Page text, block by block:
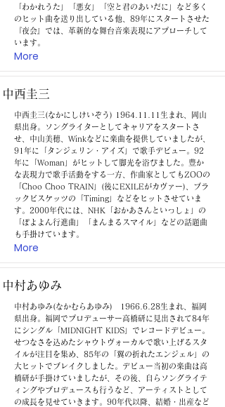
「わかれうた」「悪女」「空と君のあいだに」など多く
のヒット曲を送り出している他、89年にスタートさせた
『夜会』では、革新的な舞台音楽表現にアプローチして
います。
More
中西圭三
中西圭三(なかにしけいぞう) 1964.11.11 生まれ、岡山
県出身。ソングライターとしてキャリアをスタートさ
せ、中山美穂、Winkなどに楽曲を提供していましたが、
91年に「タンジェリン・アイズ」で歌手デビュー。92
年に「Woman」がヒットして脚光を浴びました。豊か
な表現力で歌手活動をする一方、作曲家としてもZOOの
「Choo Choo TRAIN」(後にEXILEがカヴァー)、ブラ
ックビスケッツの「Timing」などをヒットさせていま
す。2000年代には、NHK「おかあさんといっしょ」の
「ぽよよん行進曲」「まんまるスマイル」などの話題曲
も手掛けています。
More
中村あゆみ
中村あゆみ(なかむらあゆみ) 1966.6.28生まれ、福岡
県出身。福岡でプロデューサー高橋研に見出されて84年
にシングル「MIDNIGHT KIDS」でレコードデビュー。
せつなさを込めたシャウトヴォーカルで歌い上げるスタ
イルが注目を集め、85年の「翼の折れたエンジェル」の
大ヒットでブレイクしました。デビュー当初の楽曲は高
橋研が手掛けていましたが、その後、自らソングライテ
ィングやプロデュースも行うなど、アーティストとして
の成長を見せていきます。90年代以降、結婚・出産など